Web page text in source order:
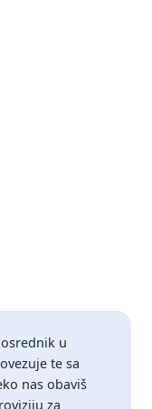
u
te sa
nas obaviš
za